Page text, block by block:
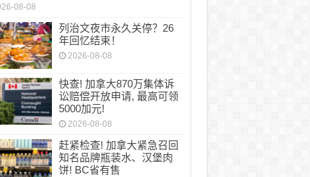
08-08
列治文夜市永久关停？26
年回忆结束！
2026-08-08
快查! 加拿大870万集体诉
讼赔偿开放申请, 最高可领
5000加元!
2026-08-08
赶紧检查! 加拿大紧急召回
知名品牌瓶装水、汉堡肉
饼! BC省有售